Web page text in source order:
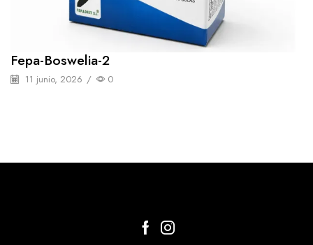
Fepa-Boswelia-2
11 junio, 2026 / 0